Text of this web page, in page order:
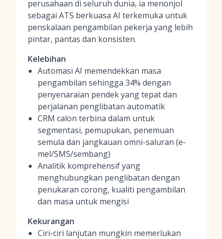
perusahaan di seluruh dunia, ia menonjol
sebagai ATS berkuasa AI terkemuka untuk
penskalaan pengambilan pekerja yang lebih
pintar, pantas dan konsisten.
Kelebihan
Automasi AI memendekkan masa
pengambilan sehingga 34% dengan
penyenaraian pendek yang tepat dan
perjalanan penglibatan automatik
CRM calon terbina dalam untuk
segmentasi, pemupukan, penemuan
semula dan jangkauan omni-saluran (e-
mel/SMS/sembang)
Analitik komprehensif yang
menghubungkan penglibatan dengan
penukaran corong, kualiti pengambilan
dan masa untuk mengisi
Kekurangan
Ciri-ciri lanjutan mungkin memerlukan